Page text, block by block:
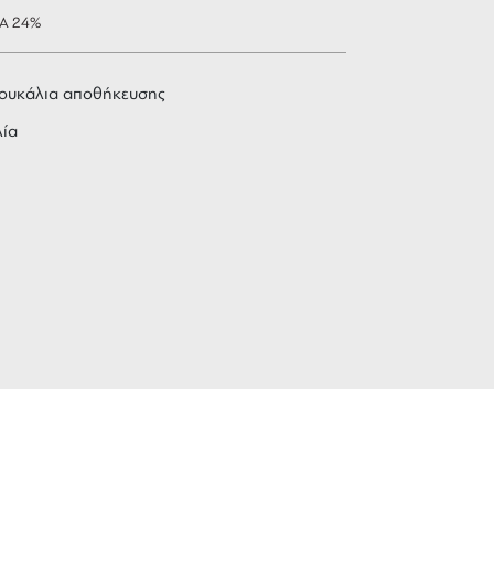
24%
αποθήκευσης